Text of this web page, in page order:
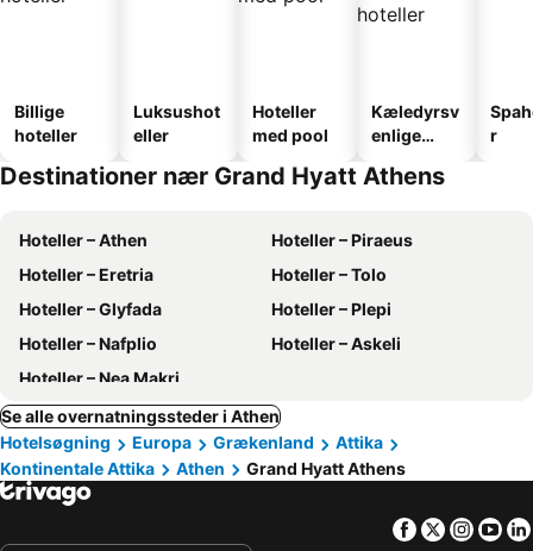
Billige
hoteller
Luksushot
eller
Hoteller
med pool
Kæledyrsv
enlige
r
Destinationer nær Grand Hyatt Athens
Hoteller – Athen
Hoteller – Piraeus
Hoteller – Eretria
Hoteller – Tolo
Hoteller – Glyfada
Hoteller – Plepi
Hoteller – Nafplio
Hoteller – Askeli
Hoteller – Nea Makri
Se alle overnatningssteder i Athen
Hotelsøgning
Europa Grækenland
Attika
Kontinentale Attika
Athen Grand Hyatt Athens
Facebook
Twitter